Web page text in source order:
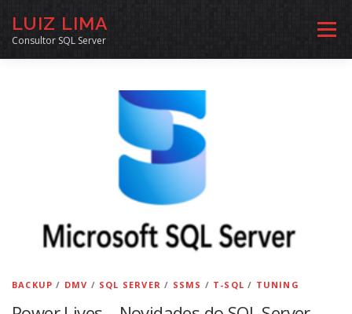
LUIZ LIMA
Consultor SQL Server
Menu
CURSOS
ARQUIVO LINKS COMUNIDADE
CONTATO
BACKUP / DMV / SQL SERVER / SSMS / T-SQL / TUNING